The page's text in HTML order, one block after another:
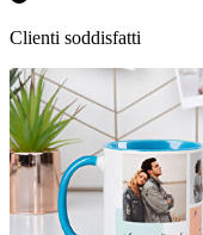
Clienti soddisfatti